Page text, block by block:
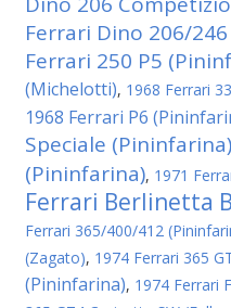
Ferrari Dino 206/
Ferrari 250 P5
(Michelotti), 1968 Ferrari
1968 Ferrari P6
Speciale (Pininfarina)
(Pininfarina), 1971
Ferrari Berlinetta
Ferrari 365/400/412
(Zagato), 1974 Ferrari 365
(Pininfarina), 1974 Ferrari